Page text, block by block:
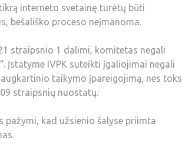
interneto svetainę turėtų būti
bešališko proceso neįmanoma.
straipsnio 1 dalimi, komitetas negali
Įstatyme IVPK suteikti įgaliojimai negali
taikymo įpareigojimą, nes toks
straipsnių nuostatų.
pažymi, kad užsienio šalyse priimta